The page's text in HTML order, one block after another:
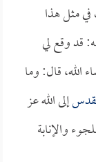
مثل هذا
قد وقع لي
قال: وما
إلى الله عز
والإنابة